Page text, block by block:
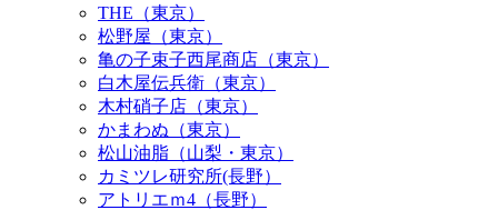
THE（東京）
松野屋（東京）
亀の子束子西尾商店（東京）
白木屋伝兵衛（東京）
木村硝子店（東京）
かまわぬ（東京）
松山油脂（山梨・東京）
カミツレ研究所(長野）
アトリエｍ4（長野）